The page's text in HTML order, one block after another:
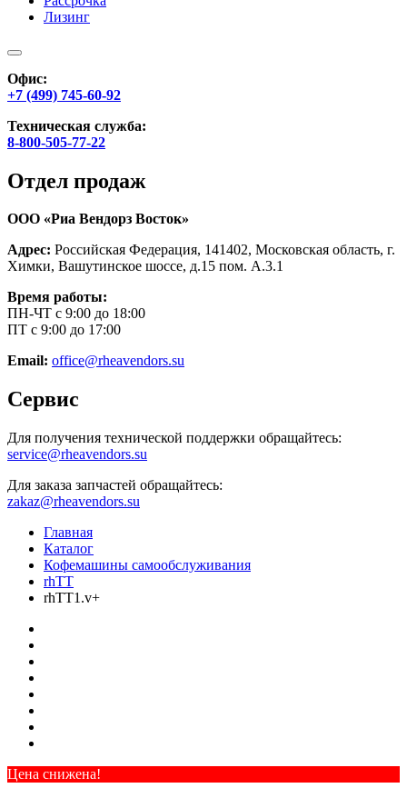
Лизинг
Офис:
+7 (499) 745-60-92
Техническая служба:
8-800-505-77-22
Отдел продаж
ООО «Риа Вендорз Восток»
Адрес: Российская Федерация, 141402, Московская область, г.
Химки, Вашутинское шоссе, д.15 пом. А.3.1
Время работы:
ПН-ЧТ с 9:00 до 18:00
ПТ с 9:00 до 17:00
Email: office@rheavendors.su
Сервис
Для получения технической поддержки обращайтесь:
service@rheavendors.su
Для заказа запчастей обращайтесь:
zakaz@rheavendors.su
Главная
Каталог
Кофемашины самообслуживания
rhTT
rhTT1.v+
Цена снижена!